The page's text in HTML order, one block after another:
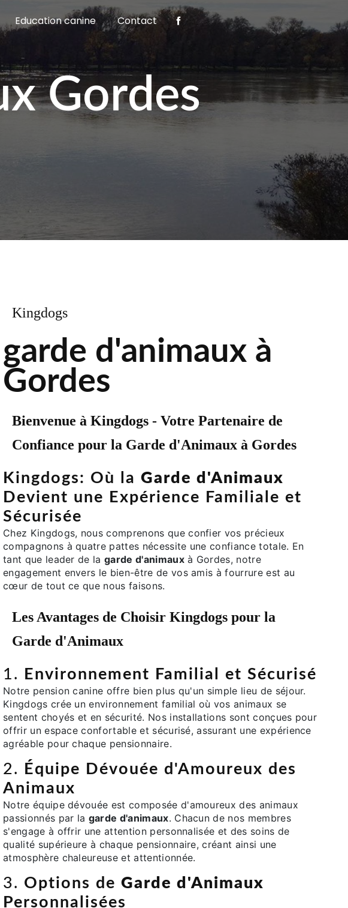
Education canine Contact
Gordes
Kingdogs
garde d'animaux à
Gordes
Bienvenue à Kingdogs - Votre Partenaire de
Confiance pour la Garde d'Animaux à Gordes
Kingdogs: Où la Garde d'Animaux
Devient une Expérience Familiale et
Sécurisée
Chez Kingdogs, nous comprenons que confier vos précieux
compagnons à quatre pattes nécessite une confiance totale. En
tant que leader de lagarde d'animauxà Gordes, notre
engagement envers le bien-être de vos amis à fourrure est au
cœur de tout ce que nous faisons.
Les Avantages de Choisir Kingdogs pour la
Garde d'Animaux
1. Environnement Familial et Sécurisé
Notre pension canine offre bien plus qu'un simple lieu de séjour.
Kingdogs crée un environnement familial où vos animaux se
sentent choyés et en sécurité. Nos installations sont conçues pour
offrir un espace confortable et sécurisé, assurant une expérience
agréable pour chaque pensionnaire.
2.
Équipe Dévouée d'Amoureux des
Animaux
Notre équipe dévouée est composée d'amoureux des animaux
passionnés par la garde d'animaux. Chacun de nos membres
s'engage à offrir une attention personnalisée et des soins de
qualité supérieure à chaque pensionnaire, créant ainsi une
atmosphère chaleureuse et attentionnée.
3. Options de Garde d'Animaux
Personnalisées